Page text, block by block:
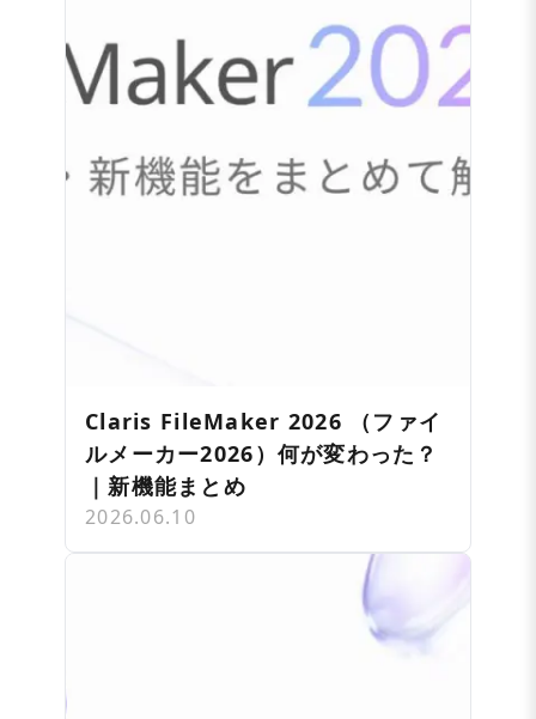
Claris FileMaker 2026 （ファイ
ルメーカー2026）何が変わった？
｜新機能まとめ
2026.06.10